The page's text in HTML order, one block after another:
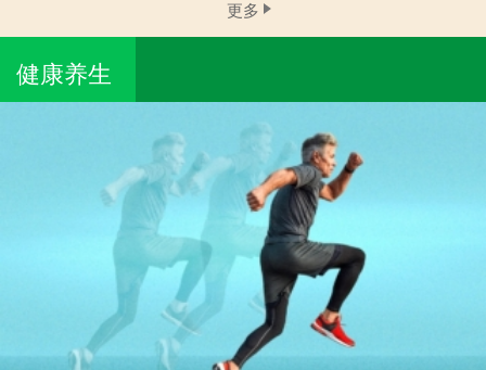
更多
健康养生